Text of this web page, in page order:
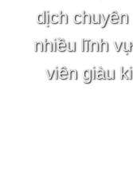
dịch
nhiều lĩnh
viên giàu